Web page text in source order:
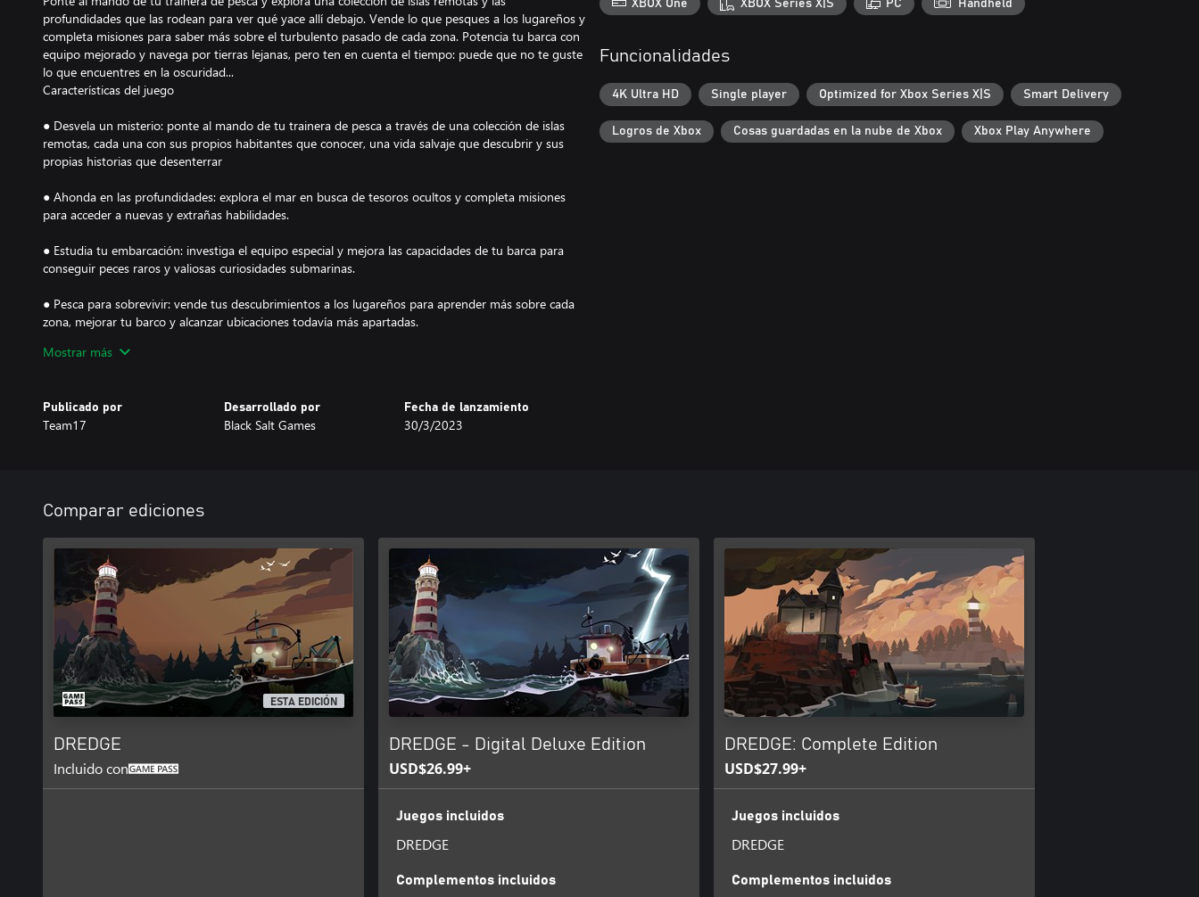
profundidades que las rodean para ver qué yace allí debajo. Vende lo que pesques a los lugareños y
completa misiones para saber más sobre el turbulento pasado de cada zona. Potencia tu barca con
equipo mejorado y navega por tierras lejanas, pero ten en cuenta el tiempo: puede que no te guste
lo que encuentres en la oscuridad...
Características del juego
● Desvela un misterio: ponte al mando de tu trainera de pesca a través de una colección de islas
remotas, cada una con sus propios habitantes que conocer, una vida salvaje que descubrir y sus
propias historias que desenterrar
● Ahonda en las profundidades: explora el mar en busca de tesoros ocultos y completa misiones
para acceder a nuevas y extrañas habilidades.
● Estudia tu embarcación: investiga el equipo especial y mejora las capacidades de tu barca para
conseguir peces raros y valiosas curiosidades submarinas.
● Pesca para sobrevivir: vende tus descubrimientos a los lugareños para aprender más sobre cada
zona, mejorar tu barco y alcanzar ubicaciones todavía más apartadas.
● Lucha contra lo inimaginable: fortalece tu mente y utiliza tus capacidades para sobrevivir a las
Mostrar más
Publicado por
Team17
Desarrollado por
Black Salt Games
Fecha de lanzamiento
30/3/2023
XBOX One XBOX Series X|S PC Handheld
Funcionalidades
4K Ultra HD Single player Optimized for Xbox Series X|S Smart Delivery
Logros de Xbox Cosas guardadas en la nube de Xbox Xbox Play Anywhere
Comparar ediciones
ESTA EDICIÓN
DREDGE
Incluido con
DREDGE - Digital Deluxe Edition
USD$26.99+
Juegos incluidos
DREDGE
Complementos incluidos
DREDGE: Complete Edition
USD$27.99+
Juegos incluidos
DREDGE
Complementos incluidos